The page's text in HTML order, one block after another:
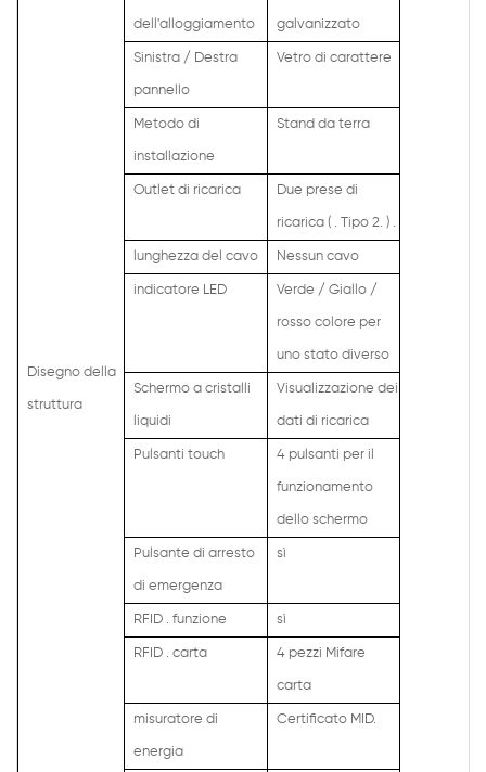
Disegno della
struttura
dell'alloggiamento galvanizzato
Sinistra / Destra
pannello
Vetro di carattere
Metodo di
installazione
Stand da terra
Outlet di ricarica Due prese di
ricarica ( . Tipo 2. ) .
lunghezza del cavo Nessun cavo
indicatore LED Verde / Giallo /
rosso colore per
uno stato diverso
Schermo a cristalli
liquidi
Visualizzazione dei
dati di ricarica
Pulsanti touch 4 pulsanti per il
funzionamento
dello schermo
Pulsante di arresto
di emergenza
sì
RFID . funzione sì
RFID . carta 4 pezzi Mifare
carta
misuratore di
energia
Certificato MID.